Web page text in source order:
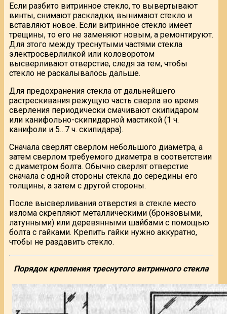
Если разбито витринное стекло, то вывертывают
винты, снимают раскладки, вынимают стекло и
вставляют новое. Если витринное стекло имеет
трещины, то его не заменяют новым, а ремонтируют.
Для этого между треснутыми частями стекла
электросверлилкой или коловоротом
высверливают отверстие, следя за тем, чтобы
стекло не раскалывалось дальше.
Для предохранения стекла от дальнейшего
растрескивания режущую часть сверла во время
сверления периодически смачивают скипидаром
или канифольно-скипидарной мастикой (1 ч.
канифоли и 5…7 ч. скипидара).
Сначала сверлят сверлом небольшого диаметра, а
затем сверлом требуемого диаметра в соответствии
с диаметром болта. Обычно сверлят отверстие
сначала с одной стороны стекла до середины его
толщины, а затем с другой стороны.
После высверливания отверстия в стекле место
излома скрепляют металлическими (бронзовыми,
латунными) или деревянными шайбами с помощью
болта с гайками. Крепить гайки нужно аккуратно,
чтобы не раздавить стекло.
Порядок крепления треснутого витринного стекла